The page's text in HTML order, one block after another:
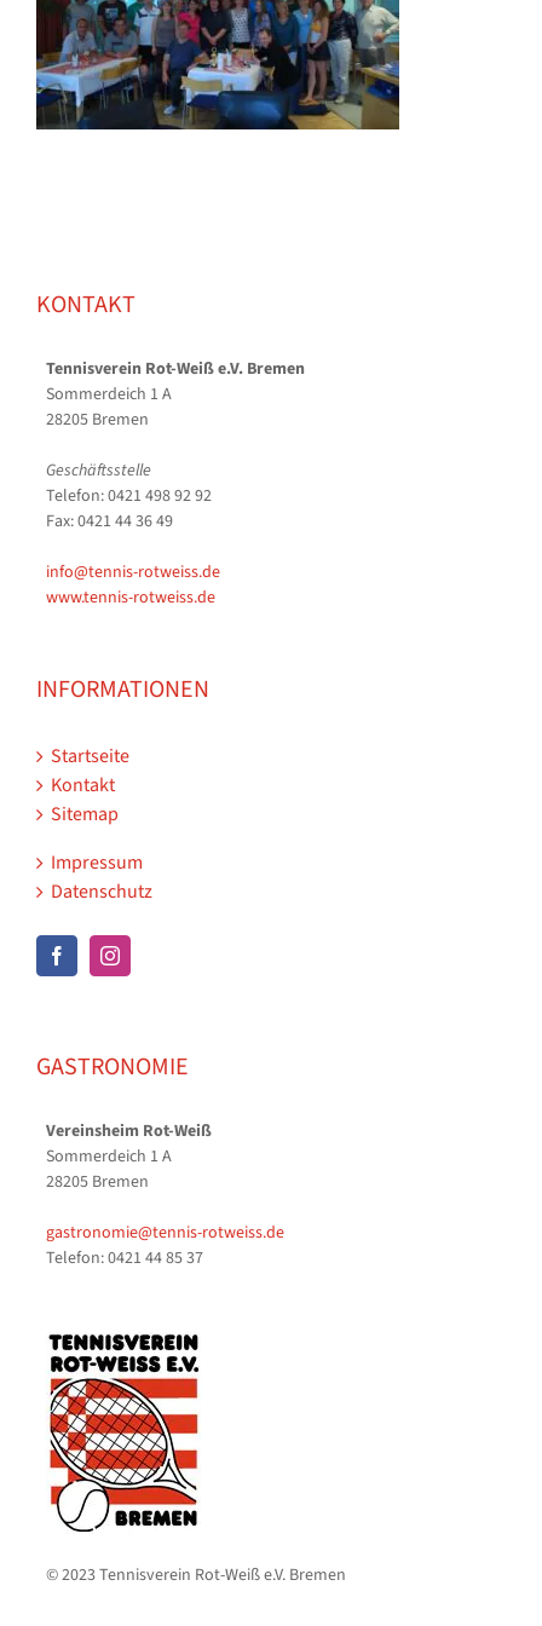
KONTAKT
Tennisverein Rot-Weiß e.V. Bremen
Sommerdeich 1 A
28205 Bremen
Geschäftsstelle
Telefon: 0421 498 92 92
Fax: 0421 44 36 49
info@tennis-rotweiss.de
www.tennis-rotweiss.de
INFORMATIONEN
Startseite
Kontakt
Sitemap
Impressum
Datenschutz
GASTRONOMIE
Vereinsheim Rot-Weiß
Sommerdeich 1 A
28205 Bremen
gastronomie@tennis-rotweiss.de
Telefon: 0421 44 85 37
© 2023 Tennisverein Rot-Weiß e.V. Bremen